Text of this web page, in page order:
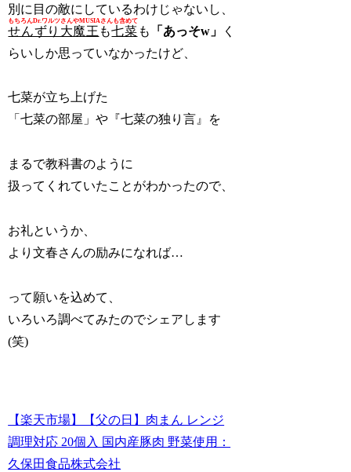
別に目の敵にしているわけじゃないし、
せんずり大魔王 も七菜
もちろんDr.ワルツさんやMUSIAさんも含めて
も 「あっそw」
く
らいしか思っていなかったけど、
七菜が立ち上げた
「七菜の部屋」や『七菜の独り言』を
まるで教科書のように
扱ってくれていたことがわかったので、
お礼というか、
より文春さんの励みになれば…
って願いを込めて、
いろいろ調べてみたのでシェアします
(笑)
【楽天市場】【父の日】肉まん レンジ
調理対応 20個入 国内産豚肉 野菜使用：
久保田食品株式会社